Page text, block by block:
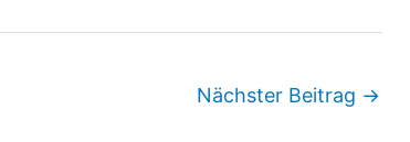
Nächster Beitrag →